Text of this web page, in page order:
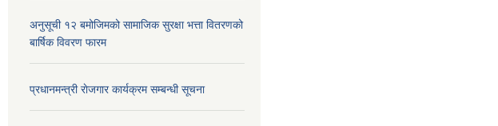
अनुसूची १२ बमोजिमको सामाजिक सुरक्षा भत्ता वितरणको
बार्षिक विवरण फारम
प्रधानमन्त्री राेजगार कार्यक्रम सम्बन्धी सूचना